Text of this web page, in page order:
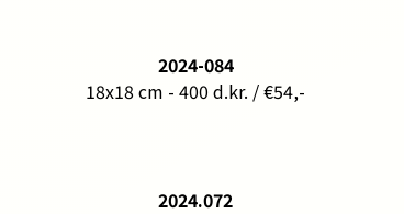
2024-084
18x18 cm - 400 d.kr. / €54,-
2024.072